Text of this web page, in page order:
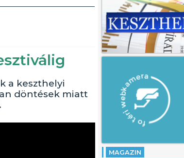
a keszthelyi
döntések miatt
MAGAZIN